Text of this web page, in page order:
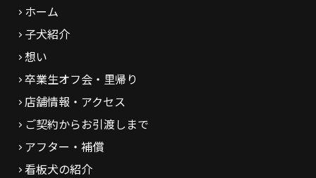
ホーム
子犬紹介
想い
卒業生オフ会・里帰り
店舗情報・アクセス
ご契約からお引渡しまで
アフター・補償
看板犬の紹介